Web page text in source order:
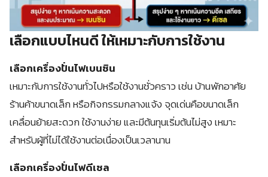
เลือกแบบไหนดี ให้เหมาะกับการใช้งาน
เลือกเครื่องปั่นไฟเบนซิน
เหมาะกับการใช้งานทั่วไปหรือใช้งานชั่วคราว เช่น บ้านพักอาศัย
ร้านค้าขนาดเล็ก หรือกิจกรรมกลางแจ้ง จุดเด่นคือขนาดเล็ก
เคลื่อนย้ายสะดวก ใช้งานง่าย และมีต้นทุนเริ่มต้นไม่สูง เหมาะ
สำหรับผู้ที่ไม่ได้ใช้งานต่อเนื่องเป็นเวลานาน
เลือกเครื่องปั่นไฟดีเซล